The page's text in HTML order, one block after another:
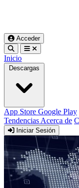
Acceder
Inicio
Descargas
App Store Google Play
Tendencias Acerca de
Iniciar Sesión